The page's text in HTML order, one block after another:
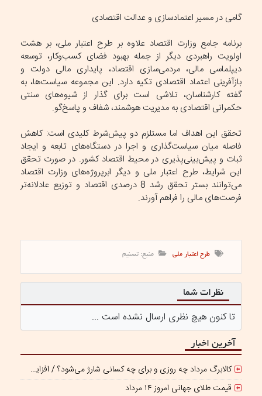
گامی در مسیر اعتمادسازی و عدالت اقتصادی
برنامه جامع وزارت اقتصاد علاوه بر طرح اعتبار ملی، بر هشت
اولویت راهبردی دیگر از جمله بهبود فضای کسب‌وکار، توسعه
دیپلماسی مالی، مردمی‌سازی اقتصاد، پایداری مالی دولت و
بازآفرینی اعتماد اقتصادی تکیه دارد. این مجموعه سیاست‌ها، به
گفته کارشناسان، تلاشی است برای گذار از شیوه‌های سنتی
حکمرانی اقتصادی به مدیریت هوشمند، شفاف و پاسخ‌گو.
تحقق این اهداف اما مستلزم دو پیش‌شرط کلیدی است: کاهش
فاصله میان سیاست‌گذاری و اجرا در دستگاه‌های تابعه و ایجاد
ثبات و پیش‌بینی‌پذیری در محیط اقتصاد کشور. در صورت تحقق
این شرایط، طرح اعتبار ملی و دیگر ابرپروژه‌های وزارت اقتصاد
می‌توانند بستر تحقق رشد 8 درصدی اقتصاد و توزیع عادلانه‌تر
فرصت‌های مالی را فراهم آورند.
طرح اعتبار ملی منبع: تسنیم
نظرات شما
تا کنون هیچ نظری ارسال نشده است ...
آخرین اخبار
کالابرگ مرداد چه روزی و برای چه کسانی شارژ می‌شود؟ / افزایش اعتبار یک میلیونی منتفی است؟
قیمت طلای جهانی امروز ۱۴ مرداد